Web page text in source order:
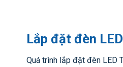
Lắp đặt đèn
Quá trình lắp đặt đèn LED